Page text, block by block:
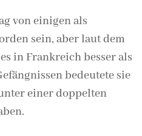
von einigen als
sein, aber laut dem
in Frankreich besser als
bedeutete sie
einer doppelten